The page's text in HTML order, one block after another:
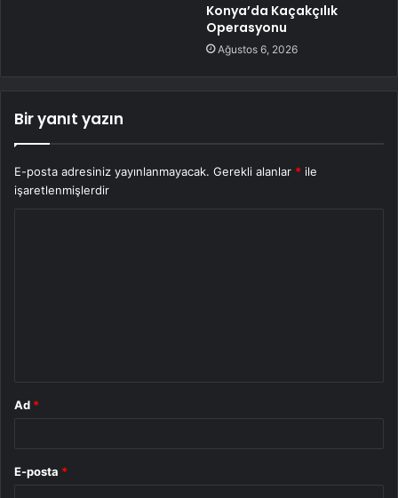
Konya’da Kaçakçılık
Operasyonu
Ağustos 6, 2026
Bir yanıt yazın
E-posta adresiniz yayınlanmayacak. Gerekli alanlar * ile
işaretlenmişlerdir
Ad *
E-posta *